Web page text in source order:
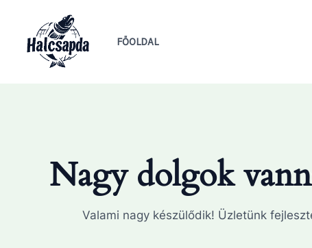
content
FŐOLDAL
Nagy dolgok
Valami nagy készülődik! Üzletünk